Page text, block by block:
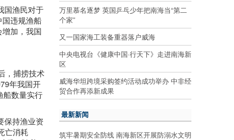
国渔民对于
违规渔船
加，我国
，捕捞技术
年我国开
船数量实行
保持渔业资
亡消耗
万里慕名逐梦 英国乒乓少年把南海当“第二
个家”
又一国家海工装备重器落户威海
中央电视台《健康中国·行天下》走进南海新
区
威海华坦跨境采购签约活动成功举办 中非经
贸合作再添新成果
最新新闻
筑牢暑期安全防线 南海新区开展防溺水文明